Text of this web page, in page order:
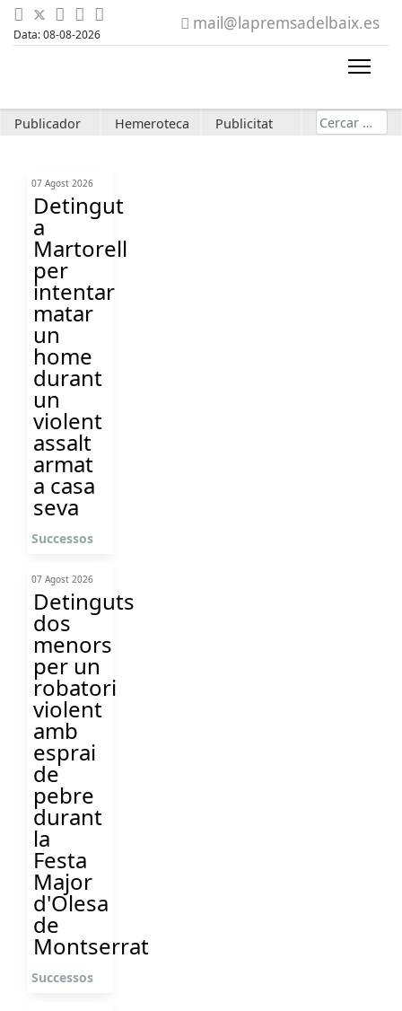
Data: 08-08-2026
mail@lapremsadelbaix.es
Publicador Hemeroteca Publicitat Cerca
07 Agost 2026
Detingut
a
Martorell
per
intentar
matar
un
home
durant
un
violent
assalt
armat
a casa
seva
Successos
07 Agost 2026
Detinguts
dos
menors
per un
robatori
violent
amb
esprai
de
pebre
durant
la
Festa
Major
d'Olesa
de
Montserrat
Successos